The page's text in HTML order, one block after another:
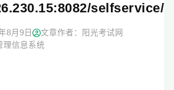
selfservice/
8月9日
文章作者：阳光考试网
理信息系统